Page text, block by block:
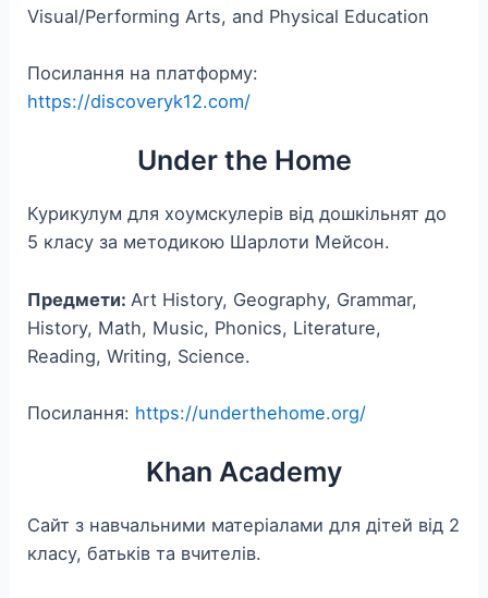
Visual/Performing Arts, and Physical Education
Посилання на платформу:
https://discoveryk12.com/
Under the Home
Курикулум для хоумскулерів від дошкільнят до
5 класу за методикою Шарлоти Мейсон.
Предмети: Art History, Geography, Grammar,
History, Math, Music, Phonics, Literature,
Reading, Writing, Science.
Посилання: https://underthehome.org/
Khan Academy
Сайт з навчальними матеріалами для дітей від 2
класу, батьків та вчителів.